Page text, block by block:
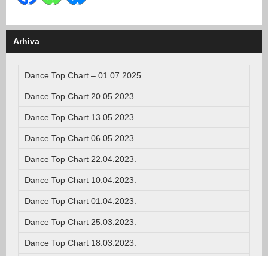
Arhiva
Dance Top Chart – 01.07.2025.
Dance Top Chart 20.05.2023.
Dance Top Chart 13.05.2023.
Dance Top Chart 06.05.2023.
Dance Top Chart 22.04.2023.
Dance Top Chart 10.04.2023.
Dance Top Chart 01.04.2023.
Dance Top Chart 25.03.2023.
Dance Top Chart 18.03.2023.